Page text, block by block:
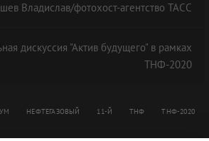
Владислав/фотохост-агентство ТАСС
дискуссия "Актив будущего" в рамках
ТНФ-2020
НЕФТЕГАЗОВЫЙ 11-Й ТНФ ТНФ-2020